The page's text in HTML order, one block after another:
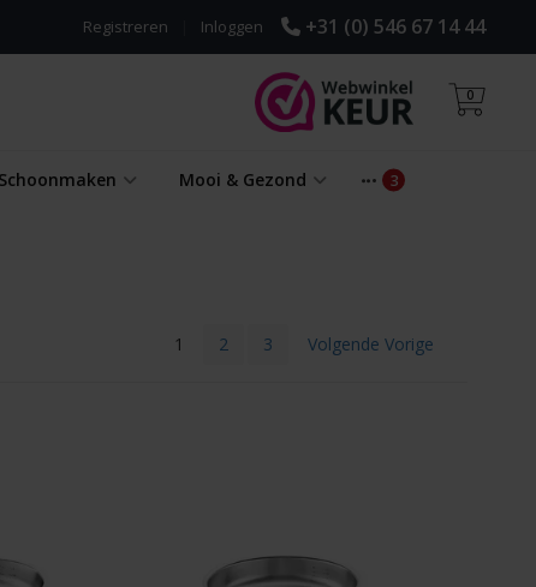
+31 (0) 546 67 14 44
Inloggen
Registreren
0
Mooi & Gezond
1 2 3 Volgende Vorige